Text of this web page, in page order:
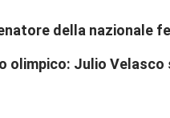
della nazionale
olimpico: Julio Velasco